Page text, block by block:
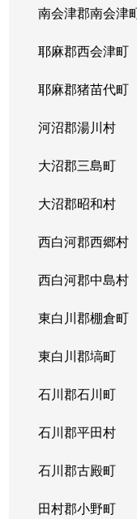
南会津郡南会津
耶麻郡西会津町
耶麻郡猪苗代町
河沼郡湯川村
大沼郡三島町
大沼郡昭和村
西白河郡西郷村
西白河郡中島村
東白川郡棚倉町
東白川郡塙町
石川郡石川町
石川郡平田村
石川郡古殿町
田村郡小野町